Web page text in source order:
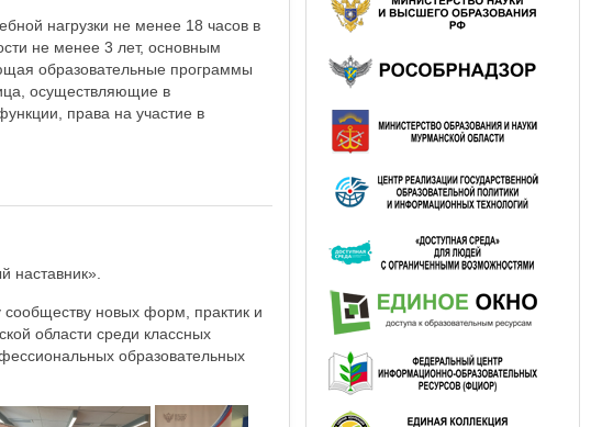
нагрузки не менее 18 часов в
не менее 3 лет, основным
образовательные программы
осуществляющие в
права на участие в
наставник».
новых форм, практик и
области среди классных
образовательных